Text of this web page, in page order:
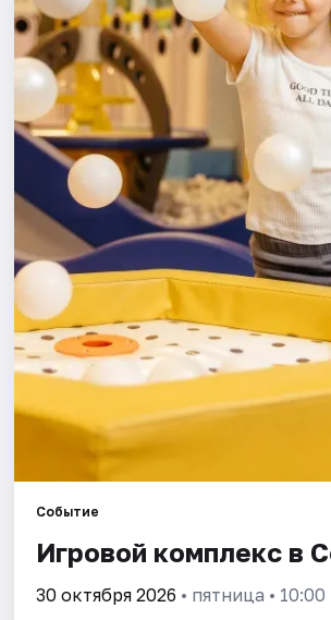
Спорт
События
Города
Площадки
Артисты
Рейтинги
Событие
Игровой комплекс в
30 октября 2026 • пятница • 10:00